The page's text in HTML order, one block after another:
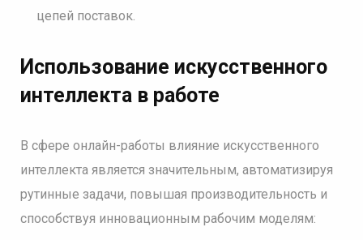
цепей поставок.
Использование искусственного
интеллекта в работе
В сфере онлайн-работы влияние искусственного
интеллекта является значительным, автоматизируя
рутинные задачи, повышая производительность и
способствуя инновационным рабочим моделям: